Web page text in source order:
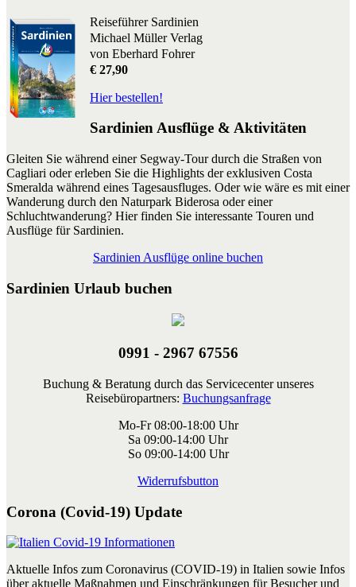
Reiseführer Sardinien
Michael Müller Verlag
von Eberhard Fohrer
€ 27,90
Hier bestellen!
Sardinien Ausflüge & Aktivitäten
Gleiten Sie während einer Segway-Tour durch die Straßen von
Cagliari oder erleben Sie die Highlights der exklusiven Costa
Smeralda während eines Tagesausfluges. Oder wie wäre es mit einer
Wanderung durch den Naturpark Biderosa oder einer
Schluchtwanderung? Hier finden Sie interessante Touren und
Ausflüge für Sardinien.
Sardinien Ausflüge online buchen
Sardinien Urlaub buchen
0991 - 2967 67556
Buchung & Beratung durch das Servicecenter unseres
Reisebüropartners: Buchungsanfrage
Mo-Fr 08:00-18:00 Uhr
Sa 09:00-14:00 Uhr
So 09:00-14:00 Uhr
Widerrufsbutton
Corona (Covid-19) Update
Aktuelle Infos zum Coronavirus (COVID-19) in Italien sowie Infos
über aktuelle Maßnahmen und Einschränkungen für Besucher und